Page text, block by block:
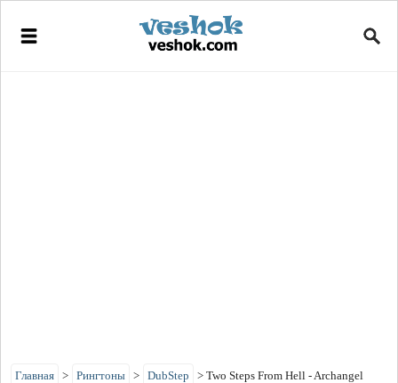
Главная > Рингтоны > DubStep > Two Steps From Hell - Archangel